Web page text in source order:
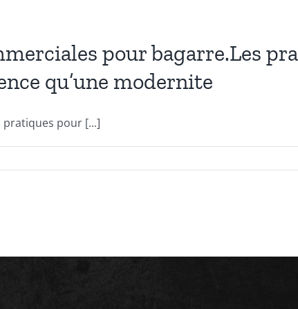
pour bagarre.Les
qu’une modernite
pour [...]